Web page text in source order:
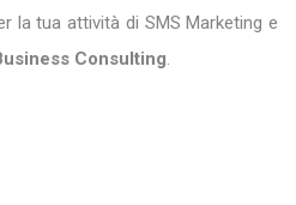
la tua attività di SMS Marketing e
Consulting.